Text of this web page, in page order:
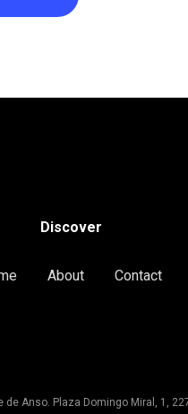
Discover
About Contact
de Anso. Plaza Domingo Miral, 1,